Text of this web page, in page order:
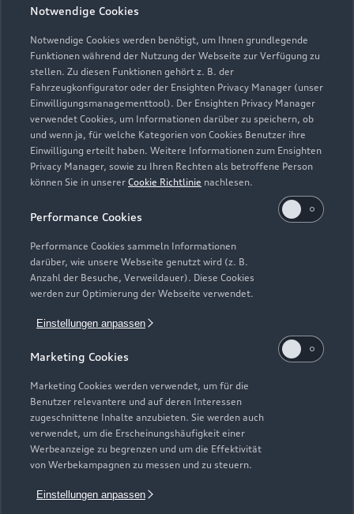
Notwendige Cookies
Notwendige Cookies werden benötigt, um Ihnen grundlegende
Funktionen während der Nutzung der Webseite zur Verfügung zu
stellen. Zu diesen Funktionen gehört z. B. der
Fahrzeugkonfigurator oder der Ensighten Privacy Manager (unser
Einwilligungsmanagementtool). Der Ensighten Privacy Manager
verwendet Cookies, um Informationen darüber zu speichern, ob
und wenn ja, für welche Kategorien von Cookies Benutzer ihre
Einwilligung erteilt haben. Weitere Informationen zum Ensighten
Privacy Manager, sowie zu Ihren Rechten als betroffene Person
können Sie in unserer Cookie Richtlinie nachlesen.
Performance Cookies
Performance Cookies sammeln Informationen
darüber, wie unsere Webseite genutzt wird (z. B.
Anzahl der Besuche, Verweildauer). Diese Cookies
werden zur Optimierung der Webseite verwendet.
Einstellungen anpassen
Marketing Cookies
Marketing Cookies werden verwendet, um für die
Benutzer relevantere und auf deren Interessen
zugeschnittene Inhalte anzubieten. Sie werden auch
verwendet, um die Erscheinungshäufigkeit einer
Werbeanzeige zu begrenzen und um die Effektivität
von Werbekampagnen zu messen und zu steuern.
Einstellungen anpassen
Zur Inspektion
Zurück nach oben
Modelle
Elektromodelle
Plug-in-Hybride
Neuwagensuche
Gebrauchtwagensuche
Geschäftskunden
Service & Zubehör
Saisonale Angebote
Audi Services
Garantie
Audi digital services
myAudi
Support
Audi Code
Häufige Fragen (FAQ)
Audi Online Beratung
Online-Terminvereinbarung
Über Audi
Unternehmen
Karriere
Investor Relations
© 2026 AUDI AG. Alle Rechte vorbehalten
Impressum Rechtliches